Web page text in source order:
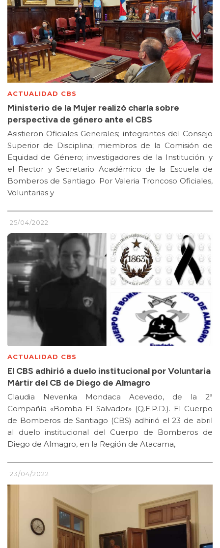
ACTUALIDAD CBS
Ministerio de la Mujer realizó charla sobre
perspectiva de género ante el CBS
Asistieron Oficiales Generales; integrantes del Consejo
Superior de Disciplina; miembros de la Comisión de
Equidad de Género; investigadores de la Institución; y
el Rector y Secretario Académico de la Escuela de
Bomberos de Santiago. Por Valeria Troncoso Oficiales,
Voluntarias y
25/04/2022
ACTUALIDAD CBS
El CBS adhirió a duelo institucional por Voluntaria
Mártir del CB de Diego de Almagro
Claudia Nevenka Mondaca Acevedo, de la 2ª
Compañía «Bomba El Salvador» (Q.E.P.D.). El Cuerpo
de Bomberos de Santiago (CBS) adhirió el 23 de abril
al duelo institucional del Cuerpo de Bomberos de
Diego de Almagro, en la Región de Atacama,
23/04/2022